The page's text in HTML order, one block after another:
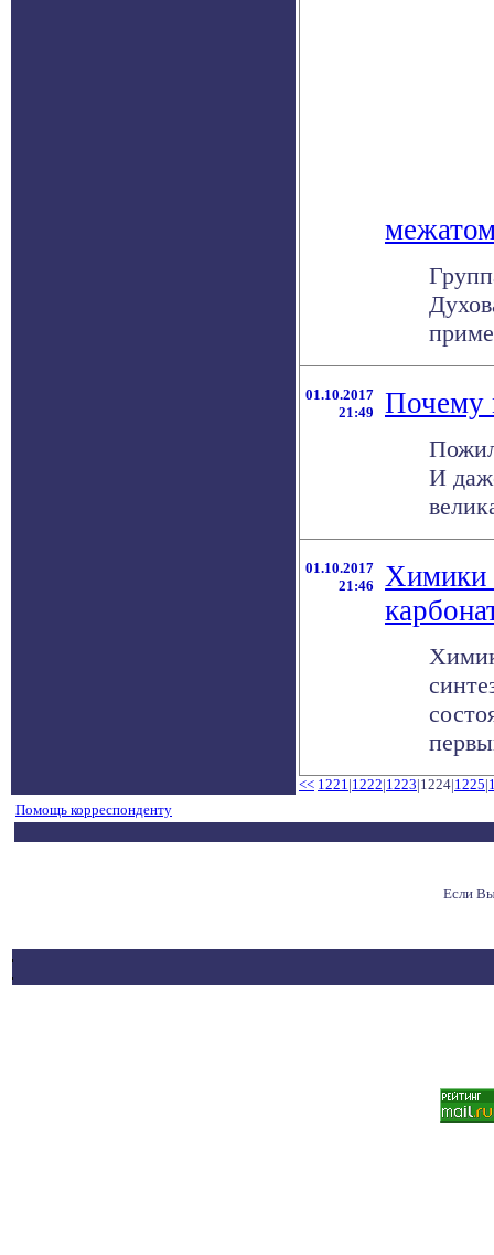
01.10.2017
21:49
Почему
И
01.10.2017
21:46
Химики
<< 1221|1222|1223|1224|1225|
Помощь корреспонденту
Если